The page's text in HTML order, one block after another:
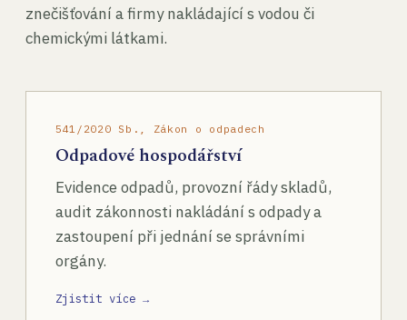
znečišťování a firmy nakládající s vodou či
chemickými látkami.
541/2020 Sb., Zákon o odpadech
Odpadové hospodářství
Evidence odpadů, provozní řády skladů,
audit zákonnosti nakládání s odpady a
zastoupení při jednání se správními
orgány.
Zjistit více →